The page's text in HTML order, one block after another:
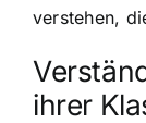
verstehen,
ihrer